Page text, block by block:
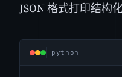
JSON 格式打印结构
python